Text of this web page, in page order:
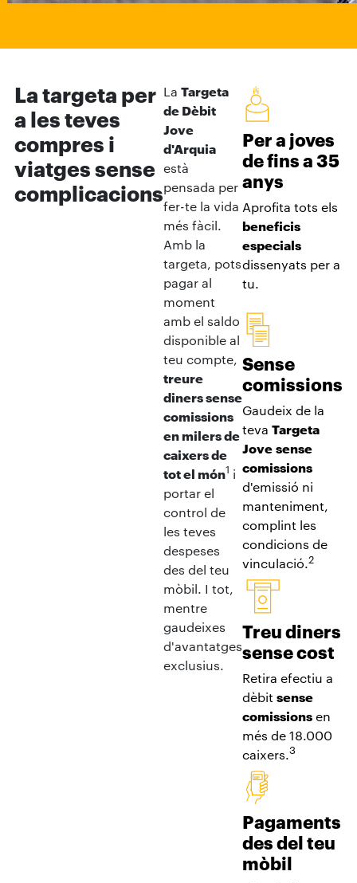
La targeta per
a les teves
compres i
viatges sense
complicacions
La Targeta
de Dèbit
Jove
d'Arquia
està
pensada per
fer-te la vida
més fàcil.
Amb la
targeta, pots
pagar al
moment
amb el saldo
disponible al
teu compte,
treure
diners sense
comissions
en milers de
caixers de
tot el món1 i
portar el
control de
les teves
despeses
des del teu
mòbil. I tot,
mentre
gaudeixes
d'avantatges
exclusius.
Per a joves
de fins a 35
anys
Aprofita tots els
beneficis
especials
dissenyats per a
tu.
Sense
comissions
Gaudeix de la
tevaTargeta
Jove sense
comissions
d'emissió ni
manteniment,
complint les
condicions de
vinculació.2
Treu diners
sense cost
Retira efectiu a
dèbitsense
comissions en
més de 18.000
caixers.3
Pagaments
des del teu
mòbil